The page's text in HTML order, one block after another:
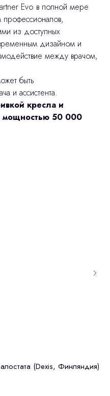
Evo в полной мере
профессионалов,
из доступных
дизайном и
между врачом,
быть
и ассистента.
кресла и
мощностью 50 000
(Dexis, Финляндия)